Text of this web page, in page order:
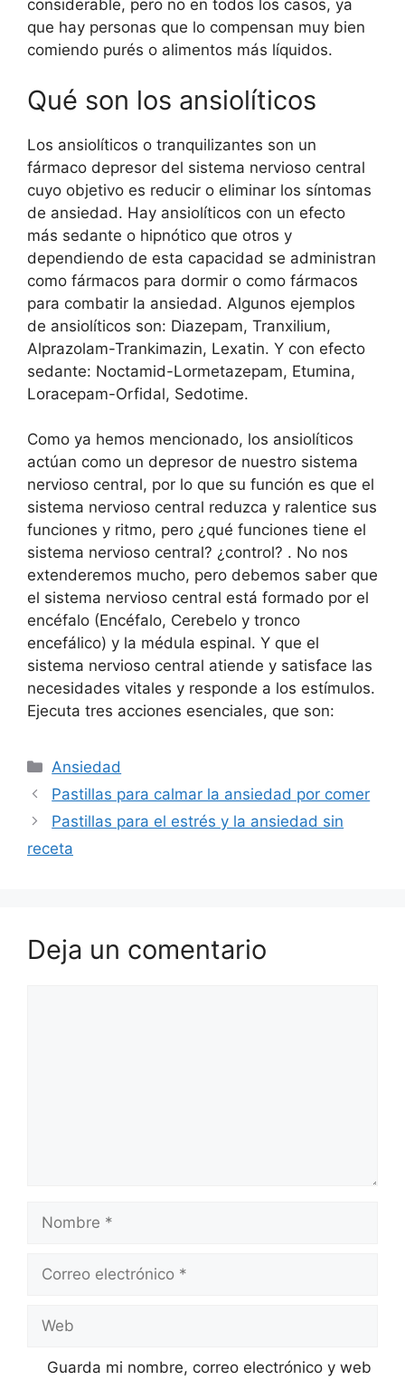
considerable, pero no en todos los casos, ya
que hay personas que lo compensan muy bien
comiendo purés o alimentos más líquidos.
Qué son los ansiolíticos
Los ansiolíticos o tranquilizantes son un
fármaco depresor del sistema nervioso central
cuyo objetivo es reducir o eliminar los síntomas
de ansiedad. Hay ansiolíticos con un efecto
más sedante o hipnótico que otros y
dependiendo de esta capacidad se administran
como fármacos para dormir o como fármacos
para combatir la ansiedad. Algunos ejemplos
de ansiolíticos son: Diazepam, Tranxilium,
Alprazolam-Trankimazin, Lexatin. Y con efecto
sedante: Noctamid-Lormetazepam, Etumina,
Loracepam-Orfidal, Sedotime.
Como ya hemos mencionado, los ansiolíticos
actúan como un depresor de nuestro sistema
nervioso central, por lo que su función es que el
sistema nervioso central reduzca y ralentice sus
funciones y ritmo, pero ¿qué funciones tiene el
sistema nervioso central? ¿control? . No nos
extenderemos mucho, pero debemos saber que
el sistema nervioso central está formado por el
encéfalo (Encéfalo, Cerebelo y tronco
encefálico) y la médula espinal. Y que el
sistema nervioso central atiende y satisface las
necesidades vitales y responde a los estímulos.
Ejecuta tres acciones esenciales, que son:
Categorías
Ansiedad
Pastillas para calmar la ansiedad por comer
Pastillas para el estrés y la ansiedad sin
receta
Deja un comentario
Nombre
Correo
Web
Guarda mi nombre, correo electrónico y web